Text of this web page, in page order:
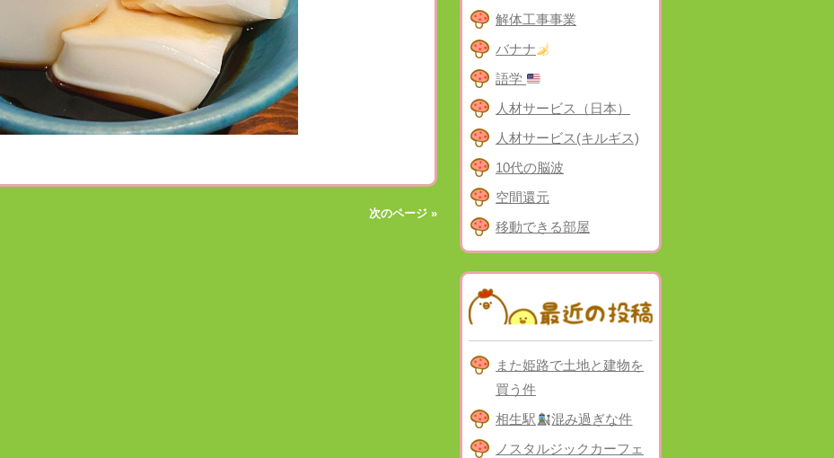
次のページ »
解体工事事業
バナナ
語学
人材サービス（日本）
人材サービス(キルギス)
10代の脳波
空間還元
移動できる部屋
また姫路で土地と建物を
買う件
相生駅
混み過ぎな件
ノスタルジックカーフェ